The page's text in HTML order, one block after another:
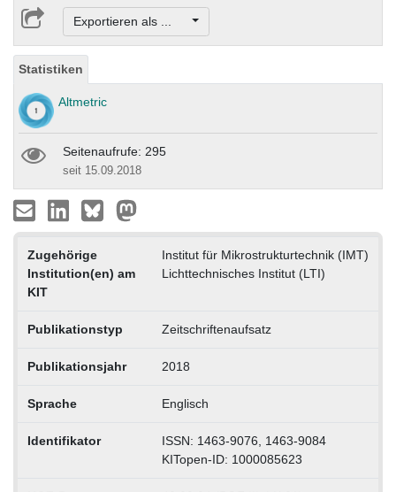
Exportieren als ...
Statistiken
Altmetric
Seitenaufrufe: 295
seit 15.09.2018
Zugehörige
Institution(en) am
KIT
Institut für Mikrostrukturtechnik (IMT)
Lichttechnisches Institut (LTI)
Publikationstyp Zeitschriftenaufsatz
Publikationsjahr 2018
Sprache Englisch
Identifikator
ISSN: 1463-9076, 1463-9084
KITopen-ID: 1000085623